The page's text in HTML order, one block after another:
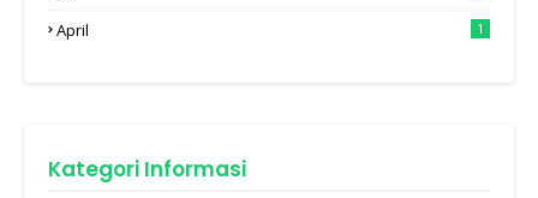
April 1
Kategori Informasi